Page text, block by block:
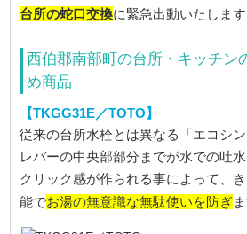
台所の蛇口交換に緊急出動いたします
西伯郡南部町の台所・キッチ
め商品
【TKGG31E／TOTO】
従来の台所水栓とは異なる「エコシン
レバーの中央部部分までが水での吐
クリック感が作られる事によって、
能でお湯の無意識な無駄使いを防ぎ